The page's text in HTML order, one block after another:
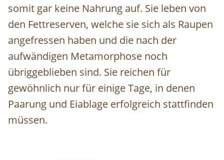
somit gar keine Nahrung auf. Sie leben von
den Fettreserven, welche sie sich als Raupen
angefressen haben und die nach der
aufwändigen Metamorphose noch
übriggeblieben sind. Sie reichen für
gewöhnlich nur für einige Tage, in denen
Paarung und Eiablage erfolgreich stattfinden
müssen.